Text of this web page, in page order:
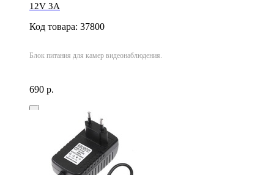
12V 3A
Код товара: 37800
Блок питания для камер видеонаблюдения.
690 р.